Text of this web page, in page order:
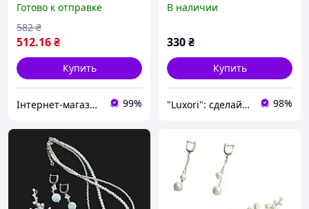
цвета, украшения для
невесты Ksenija Vitali
Готово к отправке
512.16₴
582 ₴
Купить
Інтернет-магазин "Толаніс" - ТОПові товари 99%
украшения для волос
В наличии
330₴
Купить
"Luxori": сделайте каждый момент неповторимым! 98%